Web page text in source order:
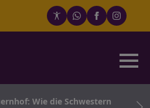
Wie die Schwestern